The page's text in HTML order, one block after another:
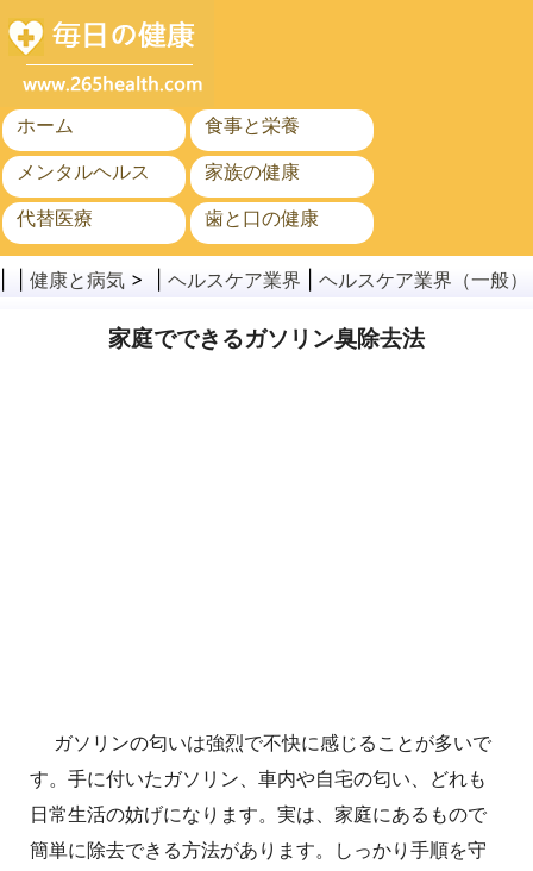
ホーム
食事と栄養
メンタルヘルス
家族の健康
代替医療
歯と口の健康
がん
健康と病気 > | ヘルスケア業界 ヘルスケア業界（一般）
家庭でできるガソリン臭除去法
ガソリンの匂いは強烈で不快に感じることが多いで
す。手に付いたガソリン、車内や自宅の匂い、どれも
日常生活の妨げになります。実は、家庭にあるもので
簡単に除去できる方法があります。しっかり手順を守